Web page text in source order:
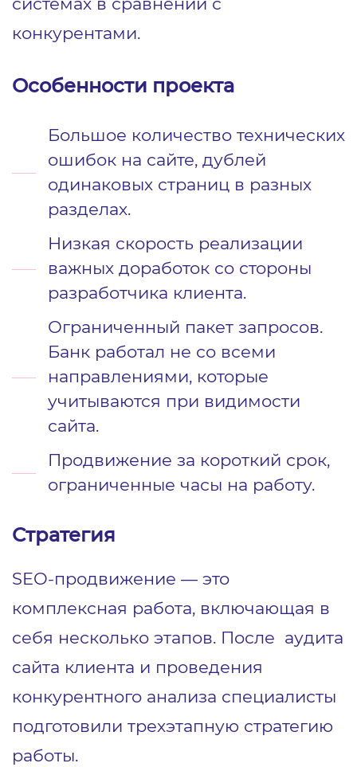
конкурентами.
Особенности проекта
Большое количество технических
ошибок на сайте, дублей
одинаковых страниц в разных
разделах.
Низкая скорость реализации
важных доработок со стороны
разработчика клиента.
Ограниченный пакет запросов.
Банк работал не со всеми
направлениями, которые
учитываются при видимости
сайта.
Продвижение за короткий срок,
ограниченные часы на работу.
Стратегия
SEO-продвижение ― это
комплексная работа, включающая в
себя несколько этапов. После аудита
сайта клиента и проведения
конкурентного анализа специалисты
подготовили трехэтапную стратегию
работы.